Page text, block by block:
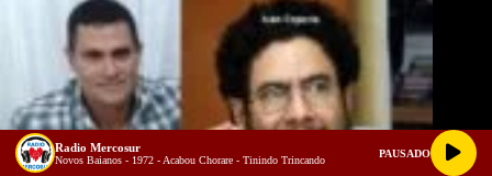
Radio Mercosur
Novos Baianos - 1972 - Acabou Chorare - Tinindo Trincando
PAUSADO